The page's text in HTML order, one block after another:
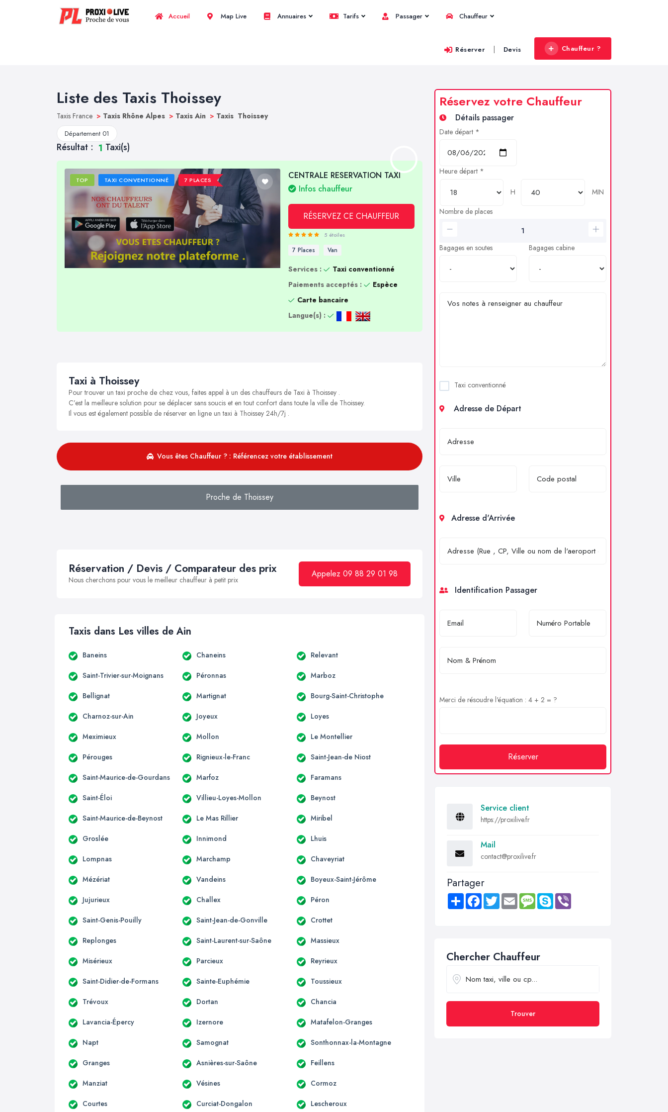
Accueil Map Live Annuaires Tarifs Passager Chauffeur
Réserver | Devis Chauffeur ?
Liste des Taxis Thoissey
Taxis France > Taxis Rhône Alpes > Taxis Ain > Taxis Thoissey
Département 01
Résultat : 1 Taxi(s)
TOP TAXI CONVENTIONNÉ 7 PLACES
CENTRALE RESERVATION TAXI
Infos chauffeur
RÉSERVEZ CE CHAUFFEUR
5 étoiles
7 Places Van
Services :
Taxi conventionné
Paiements acceptés :
Espèce
Carte bancaire
Langue(s) :
Taxi à Thoissey
Pour trouver un taxi proche de chez vous, faites appel à un des chauffeurs de Taxi à Thoissey .
C’est la meilleure solution pour se déplacer sans soucis et en tout confort dans toute la ville de Thoissey.
Il vous est également possible de réserver en ligne un taxi à Thoissey 24h/7j .
Vous êtes Chauffeur ? : Référencez votre établissement
Proche de Thoissey
Réservation / Devis / Comparateur des prix
Nous cherchons pour vous le meilleur chauffeur à petit prix
Appelez 09 88 29 01 98
Taxis dans Les villes de Ain
Baneins Chaneins Relevant
Saint-Trivier-sur-Moignans Péronnas Marboz
Bellignat Martignat Bourg-Saint-Christophe
Charnoz-sur-Ain Joyeux Loyes
Meximieux Mollon Le Montellier
Pérouges Rignieux-le-Franc Saint-Jean-de Niost
Saint-Maurice-de-Gourdans Marfoz Faramans
Saint-Éloi Villieu-Loyes-Mollon Beynost
Saint-Maurice-de-Beynost Le Mas Rillier Miribel
Groslée Innimond Lhuis
Lompnas Marchamp Chaveyriat
Mézériat Vandeins Boyeux-Saint-Jérôme
Jujurieux Challex Péron
Saint-Genis-Pouilly Saint-Jean-de-Gonville Crottet
Replonges Saint-Laurent-sur-Saône Massieux
Misérieux Parcieux Reyrieux
Saint-Didier-de-Formans Sainte-Euphémie Toussieux
Trévoux Dortan Chancia
Lavancia-Épercy Izernore Matafelon-Granges
Napt Samognat Sonthonnax-la-Montagne
Granges Asnières-sur-Saône Feillens
Manziat Vésines Cormoz
Courtes Curciat-Dongalon Lescheroux
Réservez votre Chauffeur
Détails passager
Date départ *
Heure départ *
H
MIN
Nombre de places
Bagages en soutes Bagages cabine
Taxi conventionné
Adresse de Départ
Adresse d'Arrivée
Identification Passager
Merci de résoudre l'équation : 4 + 2 = ?
Réserver
Service client
https://proxilive.fr
Mail
contact@proxilive.fr
Partager
Share FacebookTwitter Email MessageSkype
Chercher Chauffeur
Trouver